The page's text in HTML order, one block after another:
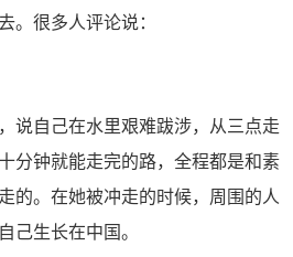
。很多人评论说：
说自己在水里艰难跋涉，从三点走
分钟就能走完的路，全程都是和素
的。在她被冲走的时候，周围的人
己生长在中国。